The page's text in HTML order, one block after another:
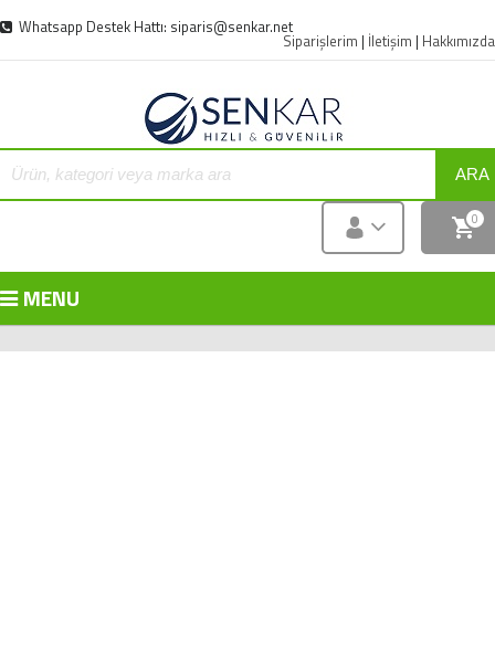
Whatsapp Destek Hattı: siparis@senkar.net
Siparişlerim | İletişim | Hakkımızda
ARA
0
MENU